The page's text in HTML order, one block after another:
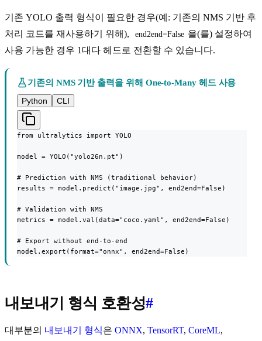
기존 YOLO 출력 형식이 필요한 경우(예: 기존의 NMS 기반 후
처리 코드를 재사용하기 위해),
end2end=False 을(를) 설정하여
사용 가능한 경우 1대다 헤드로 전환할 수 있습니다.
기존의 NMS 기반 출력을 위해 One-to-Many 헤드 사용
Python
CLI
from ultralytics import YOLO
model = YOLO("yolo26n.pt")
# Prediction with NMS (traditional behavior)
results = model.predict("image.jpg", end2end=False)
# Validation with NMS
metrics = model.val(data="coco.yaml", end2end=False)
# Export without end-to-end
model.export(format="onnx", end2end=False)
내보내기 형식 호환성#
대부분의 내보내기 형식은 ONNX, TensorRT, CoreML,